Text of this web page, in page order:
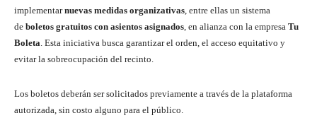
implementarnuevas medidas organizativas , entre ellas un sistema
de boletos gratuitos con asientos asignados , en alianza con la empresa Tu
Boleta . Esta iniciativa busca garantizar el orden, el acceso equitativo y
evitar la sobreocupación del recinto.
Los boletos deberán ser solicitados previamente a través de la plataforma
autorizada, sin costo alguno para el público.